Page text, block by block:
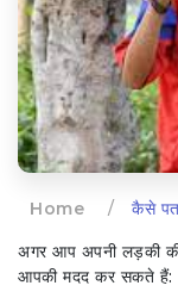
Home /
कैसे
अगर आप अपनी लड़की की
आपकी मदद कर सकते हैं: